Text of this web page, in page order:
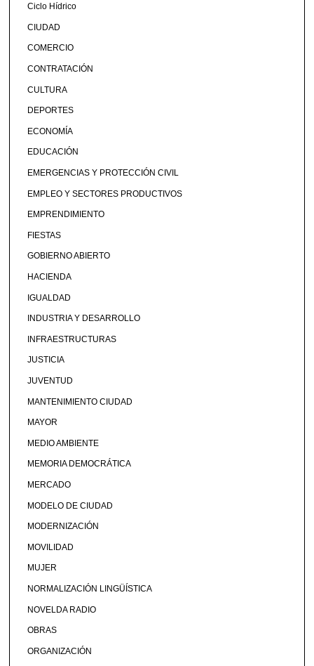
Ciclo Hídrico
CIUDAD
COMERCIO
CONTRATACIÓN
CULTURA
DEPORTES
ECONOMÍA
EDUCACIÓN
EMERGENCIAS Y PROTECCIÓN CIVIL
EMPLEO Y SECTORES PRODUCTIVOS
EMPRENDIMIENTO
FIESTAS
GOBIERNO ABIERTO
HACIENDA
IGUALDAD
INDUSTRIA Y DESARROLLO
INFRAESTRUCTURAS
JUSTICIA
JUVENTUD
MANTENIMIENTO CIUDAD
MAYOR
MEDIO AMBIENTE
MEMORIA DEMOCRÁTICA
MERCADO
MODELO DE CIUDAD
MODERNIZACIÓN
MOVILIDAD
MUJER
NORMALIZACIÓN LINGÜÍSTICA
NOVELDA RADIO
OBRAS
ORGANIZACIÓN